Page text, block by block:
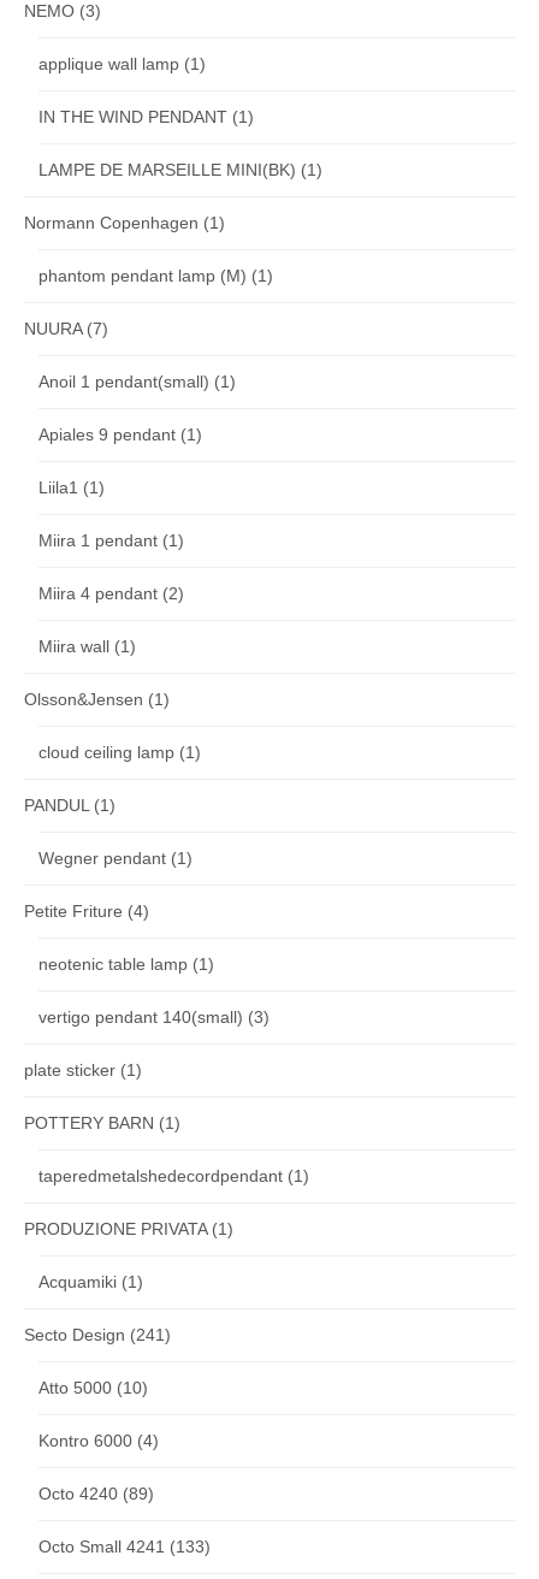
NEMO (3)
applique wall lamp (1)
IN THE WIND PENDANT (1)
LAMPE DE MARSEILLE MINI(BK) (1)
Normann Copenhagen (1)
phantom pendant lamp (M) (1)
NUURA(7)
Anoil 1 pendant(small) (1)
Apiales 9 pendant (1)
Liila1 (1)
Miira 1 pendant (1)
Miira 4 pendant (2)
Miira wall (1)
Olsson&Jensen (1)
cloud ceiling lamp (1)
PANDUL(1)
Wegner pendant (1)
Petite Friture (4)
neotenic table lamp (1)
vertigo pendant 140(small) (3)
plate sticker (1)
POTTERY BARN (1)
taperedmetalshedecordpendant (1)
PRODUZIONE PRIVATA(1)
Acquamiki (1)
Secto Design (241)
Atto 5000 (10)
Kontro 6000 (4)
Octo 4240 (89)
Octo Small 4241 (133)